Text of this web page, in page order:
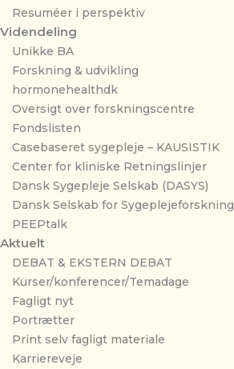
Resuméer i perspektiv
Videndeling
Unikke BA
Forskning & udvikling
hormonehealthdk
Oversigt over forskningscentre
Fondslisten
Casebaseret sygepleje – KAUSISTIK
Center for kliniske Retningslinjer
Dansk Sygepleje Selskab (DASYS)
Dansk Selskab for Sygeplejeforskning
PEEPtalk
Aktuelt
DEBAT & EKSTERN DEBAT
Kurser/konferencer/Temadage
Fagligt nyt
Portrætter
Print selv fagligt materiale
Karriereveje